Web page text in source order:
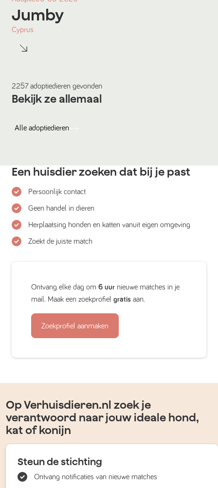
Jumby
Cyprus
2257 adoptiedieren gevonden
Bekijk ze allemaal
Alle adoptiedieren
Een huisdier zoeken dat bij je past
Persoonlijk contact
Geen handel in dieren
Herplaatsing honden en katten vanuit eigen omgeving
Zoekt de juiste match
Ontvang elke dag om 6 uur nieuwe matches in je
mail. Maak een zoekprofiel gratis aan.
Zoekprofiel aanmaken
Op Verhuisdieren.nl zoek je
verantwoord naar jouw ideale hond,
kat of konijn
Steun de stichting
Ontvang notificaties van nieuwe matches